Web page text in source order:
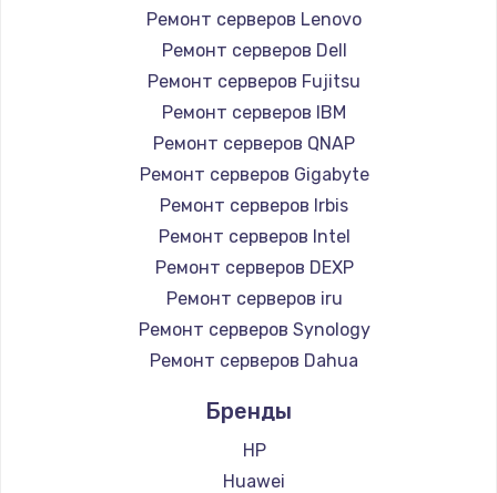
Ремонт серверов Lenovo
Ремонт серверов Dell
Ремонт серверов Fujitsu
Ремонт серверов IBM
Ремонт серверов QNAP
Ремонт серверов Gigabyte
Ремонт серверов Irbis
Ремонт серверов Intel
Ремонт серверов DEXP
Ремонт серверов iru
Ремонт серверов Synology
Ремонт серверов Dahua
Бренды
HP
Huawei